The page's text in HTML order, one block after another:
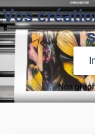
Vos
Nos